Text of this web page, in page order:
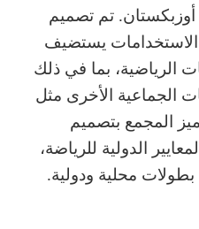
أوزبكستان. تم تصميم
الاستخدامات يستضيف
الرياضية، بما في ذلك
الجماعية الأخرى مثل
المجمع بتصميم
الدولية للرياضة،
محلية ودولية.